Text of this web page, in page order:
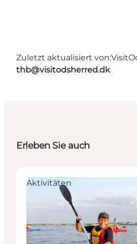
Zuletzt aktualisiert von:
thb@visitodsherred.dk
Erleben Sie auch
Aktivitäten